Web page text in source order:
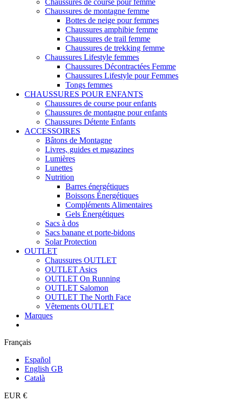
Chaussures de course pour femme
Chaussures de montagne femme
Bottes de neige pour femmes
Chaussures amphibie femme
Chaussures de trail femme
Chaussures de trekking femme
Chaussures Lifestyle femmes
Chaussures Décontractées Femme
Chaussures Lifestyle pour Femmes
Tongs femmes
CHAUSSURES POUR ENFANTS
Chaussures de course pour enfants
Chaussures de montagne pour enfants
Chaussures Détente Enfants
ACCESSOIRES
Bâtons de Montagne
Livres, guides et magazines
Lumières
Lunettes
Nutrition
Barres énergétiques
Boissons Énergétiques
Compléments Alimentaires
Gels Énergétiques
Sacs à dos
Sacs banane et porte-bidons
Solar Protection
OUTLET
Chaussures OUTLET
OUTLET Asics
OUTLET On Running
OUTLET Salomon
OUTLET The North Face
Vêtements OUTLET
Marques
Français
Español
English GB
Català
EUR €